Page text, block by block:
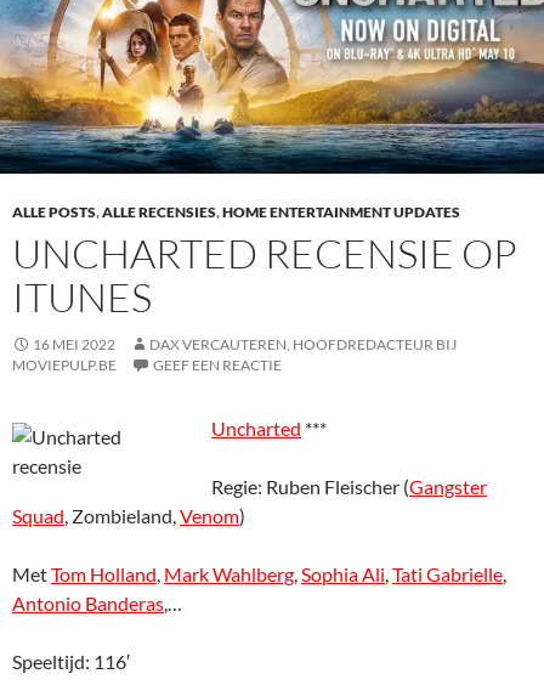
ALLE POSTS,ALLE RECENSIES,HOME ENTERTAINMENT UPDATES
UNCHARTED RECENSIE OP
ITUNES
16 MEI 2022
DAX VERCAUTEREN, HOOFDREDACTEUR BIJ
MOVIEPULP.BE
GEEF EEN REACTIE
Uncharted ***
Regie: Ruben Fleischer (Gangster
Squad, Zombieland,Venom)
MetTom Holland, Mark Wahlberg,Sophia Ali,Tati Gabrielle,
Antonio Banderas,…
Speeltijd: 116′